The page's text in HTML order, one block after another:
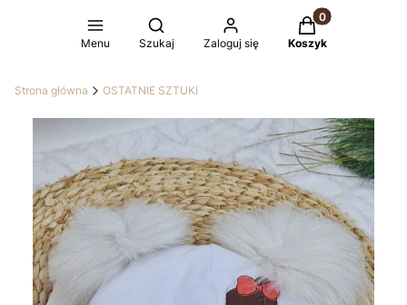
Menu
Otwórz wyszukiwarkę
Szukaj Zaloguj się
Produkty w
Koszyk
Strona główna OSTATNIE SZTUKI